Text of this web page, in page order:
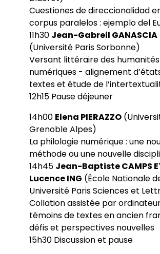
Cuestiones de direccionalidad
corpus paralelos : ejemplo del
11h30 Jean-Gabreil GANASCIA
(Université Paris Sorbonne)
Versant littéraire des humanités
numériques - alignement
textes et étude de
12h15 Pause déjeuner
14h00 Elena PIERAZZO
Grenoble Alpes)
La philologie numérique : une
méthode ou une nouvelle
14h45 Jean-Baptiste CAMPS
Lucence ING (École Nationale
Université Paris Sciences et
Collation assistée par
témoins de textes en ancien
défis et perspectives nouvelles
15h30 Discussion et pause